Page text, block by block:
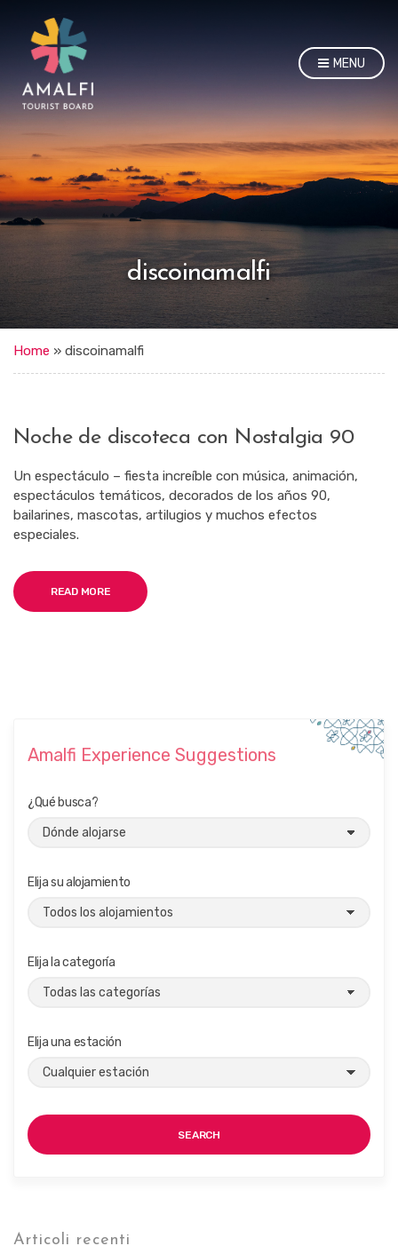
MENU
discoinamalfi
Home » discoinamalfi
Noche de discoteca con Nostalgia 90
Un espectáculo – fiesta increíble con música, animación,
espectáculos temáticos, decorados de los años 90,
bailarines, mascotas, artilugios y muchos efectos
especiales.
READ MORE
Amalfi Experience Suggestions
¿Qué busca?
Elija su alojamiento
Elija la categoría
Elija una estación
SEARCH
Articoli recenti